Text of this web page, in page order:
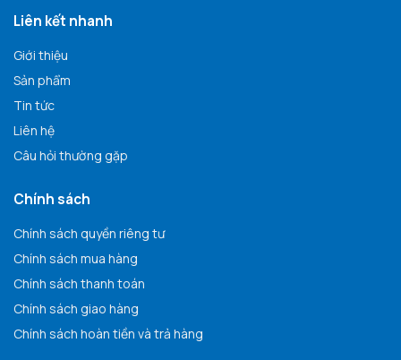
Liên kết nhanh
Giới thiệu
Sản phẩm
Tin tức
Liên hệ
Câu hỏi thường gặp
Chính sách
Chính sách quyền riêng tư
Chính sách mua hàng
Chính sách thanh toán
Chính sách giao hàng
Chính sách hoàn tiền và trả hàng